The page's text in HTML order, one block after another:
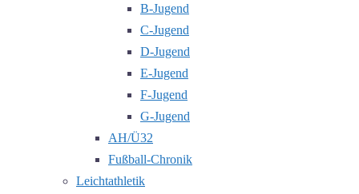
B-Jugend
C-Jugend
D-Jugend
E-Jugend
F-Jugend
G-Jugend
AH/Ü32
Fußball-Chronik
Leichtathletik